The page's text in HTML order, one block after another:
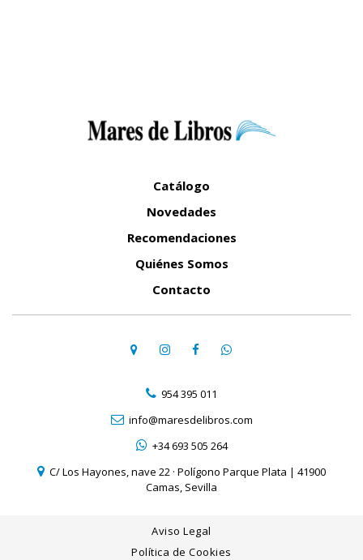
Catálogo
Novedades
Recomendaciones
Quiénes Somos
Contacto
954 395 011
info@maresdelibros.com
+34 693 505 264
C/ Los Hayones, nave 22 · Polígono Parque Plata | 41900
Camas, Sevilla
Aviso Legal
Política de Cookies